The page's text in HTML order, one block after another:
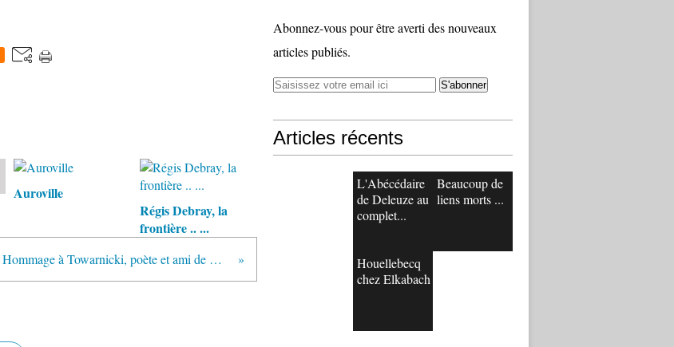
Auroville
Régis Debray, la
frontière .. ...
Hommage à Towarnicki, poète et ami de Heidegger
Abonnez-vous pour être averti des nouveaux
articles publiés.
Articles récents
L'Abécédaire
de Deleuze au
complet...
Beaucoup de
liens morts ...
Houellebecq
chez Elkabach